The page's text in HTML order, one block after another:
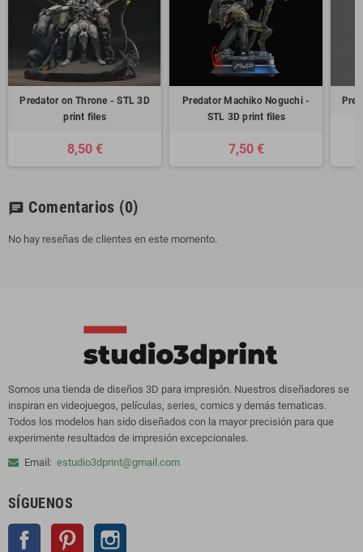
Predator on Throne - STL 3D
print files
8,50 €
Predator Machiko Noguchi -
STL 3D print files
7,50 €
chat Comentarios (0)
No hay reseñas de clientes en este momento.
Somos una tienda de diseños 3D para impresión. Nuestros diseñadores se
inspiran en videojuegos, películas, series, comics y demás tematicas.
Todos los modelos han sido diseñados con la mayor precisión para que
experimente resultados de impresión excepcionales.
Email: estudio3dprint@gmail.com
SÍGUENOS
Facebook Pinterest